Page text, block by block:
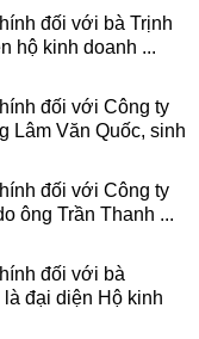
đối với bà Trịnh
hộ kinh doanh ...
đối với Công ty
Lâm Văn Quốc, sinh
đối với Công ty
ông Trần Thanh ...
đối với bà
đại diện Hộ kinh